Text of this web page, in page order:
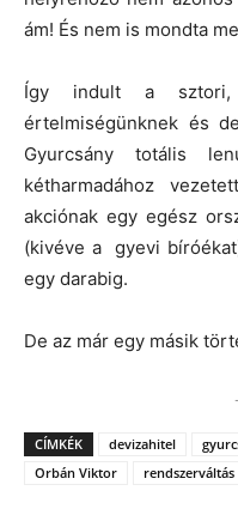
ám! És nem is mondta
Így indult a sztori,
értelmiségünknek és
Gyurcsány totális
kétharmadához
akciónak egy egész
(kivéve a gyevi
egy darabig.
De az már egy másik
CÍMKÉK devizahitel
Orbán Viktor
rendszerváltás